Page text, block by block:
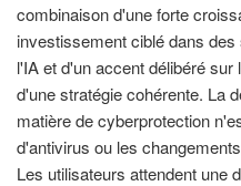
combinaison d'une forte
investissement ciblé dans
l'IA et d'un accent délibéré
d'une stratégie cohérente. La
matière de cyberprotection
d'antivirus ou les
Les utilisateurs attendent une